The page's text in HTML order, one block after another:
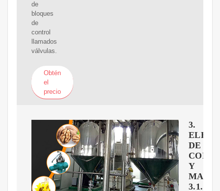
de
bloques
de
control
llamados
válvulas.
Obtén
el
precio
3.
DE
Y
3.1.1.